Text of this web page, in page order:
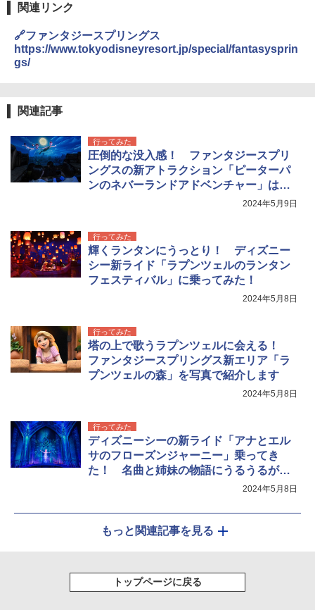
関連リンク
🔗ファンタジースプリングス
https://www.tokyodisneyresort.jp/special/fantasysprin
gs/
関連記事
行ってみた
圧倒的な没入感！ ファンタジースプリ
ングスの新アトラクション「ピーターパ
ンのネバーランドアドベンチャー」は誰
かに話したくなる感動の空飛ぶ体験2024年5月9日
行ってみた
輝くランタンにうっとり！ ディズニー
シー新ライド「ラプンツェルのランタン
フェスティバル」に乗ってみた！
2024年5月8日
行ってみた
塔の上で歌うラプンツェルに会える！
ファンタジースプリングス新エリア「ラ
プンツェルの森」を写真で紹介します
2024年5月8日
行ってみた
ディズニーシーの新ライド「アナとエル
サのフローズンジャーニー」乗ってき
た！ 名曲と姉妹の物語にうるうるが止
2024年5月8日
もっと関連記事を見る
トップページに戻る